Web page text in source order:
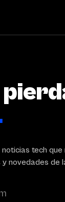
noticias tech
novedades de